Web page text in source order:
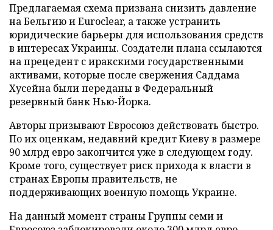
Предлагаемая схема призвана снизить давление
на Бельгию и Euroclear, а также устранить
юридические барьеры для использования средств
в интересах Украины. Создатели плана ссылаются
на прецедент с иракскими государственными
активами, которые после свержения Саддама
Хусейна были переданы в Федеральный
резервный банк Нью-Йорка.
Авторы призывают Евросоюз действовать быстро.
По их оценкам, недавний кредит Киеву в размере
90 млрд евро закончится уже в следующем году.
Кроме того, существует риск прихода к власти в
странах Европы правительств, не
поддерживающих военную помощь Украине.
На данный момент страны Группы семи и